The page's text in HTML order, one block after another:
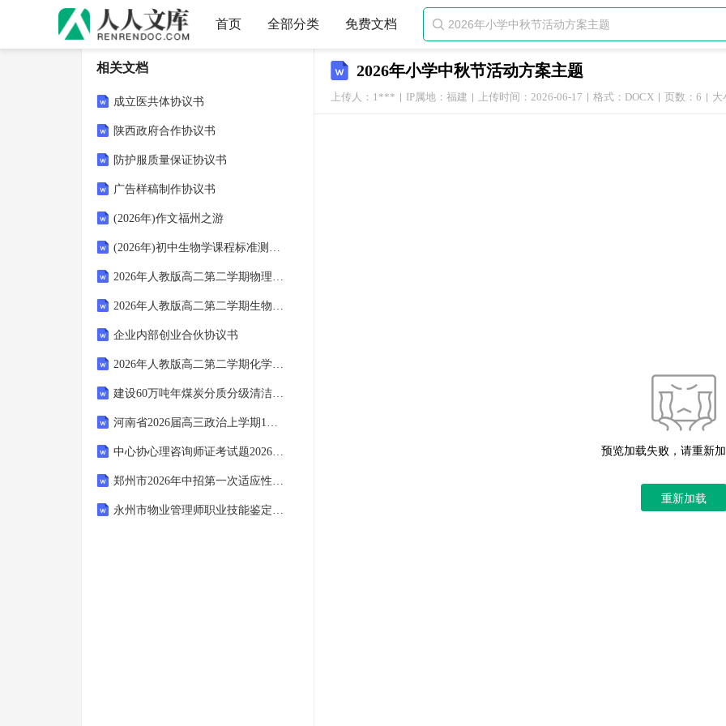
首页 全部分类 免费文档 
2026年小学中秋节活动方案主题
上传人：1*** IP属地：福建 上传时间：2026-06-17 格式：DOCX 页数：6 大
预览加载失败，请重新
重新加载
相关文档
成立医共体协议书
陕西政府合作协议书
防护服质量保证协议书
广告样稿制作协议书
(2026年)作文福州之游
(2026年)初中生物学课程标准测试题及答案
2026年人教版高二第二学期物理期末高考接轨模拟试卷（附答案可下载）
2026年人教版高二第二学期生物期末同步培优训练试卷（附答案可下载）
企业内部创业合伙协议书
2026年人教版高二第二学期化学期末同步培优训练试卷（附答案可下载）
建设60万吨年煤炭分质分级清洁高效多联产技改项目可行性研究报告模板申批拿地用
河南省2026届高三政治上学期1月质量检测试题
中心协心理咨询师证考试题2026新版
郑州市2026年中招第一次适应性测试历史答案
永州市物业管理师职业技能鉴定考试(理论知识高级、三级)题库及答案